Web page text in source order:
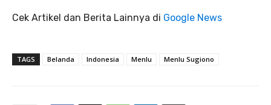
Cek Artikel dan Berita Lainnya di Google News
TAGS Belanda Indonesia Menlu Menlu Sugiono